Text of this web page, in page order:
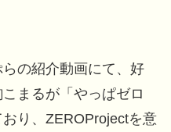
の紹介動画にて、好
まるが「やっぱゼロ
り、ZEROProjectを意